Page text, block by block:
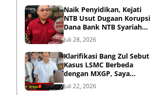
Naik Penyidikan, Kejati
NTB Usut Dugaan Korupsi
Dana Bank NTB Syariah
untuk MXGP 2023
Juli 28, 2026
Klarifikasi Bang Zul Sebut
Kasus LSMC Berbeda
dengan MXGP, Saya
Dipanggil Sebagai Saksi
Juli 22, 2026